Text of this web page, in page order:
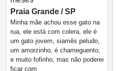
Praia Grande / SP
Minha mãe achou esse gato na
rua, ele está com colera, ele é
um gato jovem, siamês peludo,
um amorzinho, é chameguento,
e muito fofinho, mas não poderei
ficar com